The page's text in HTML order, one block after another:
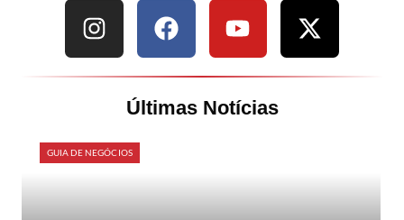
Últimas Notícias
GUIA DE NEGÓCIOS